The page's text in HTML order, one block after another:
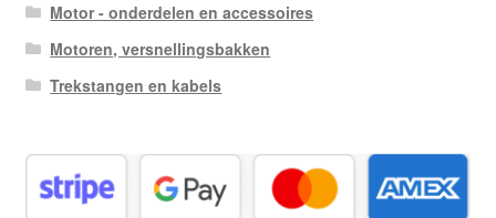
Motor - onderdelen en accessoires
Motoren, versnellingsbakken
Trekstangen en kabels